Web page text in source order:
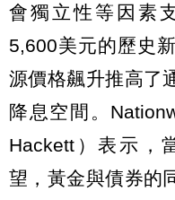
會獨立性等因素
5,600美元的歷史
源價格飆升推高了
降息空間。
Hackett）表示，
望，黃金與債券的